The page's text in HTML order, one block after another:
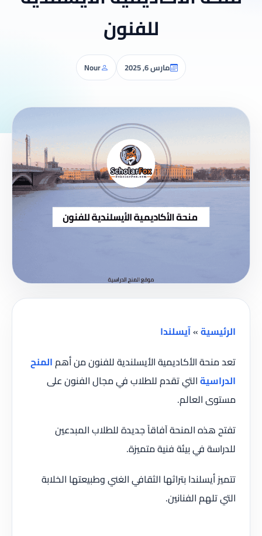
للفنون
مارس 6, 2025 Nour
الرئيسية»آيسلندا
تعد منحة الأكاديمية الأيسلندية للفنون من أهمالمنح
الدراسيةالتي تقدم للطلاب في مجال الفنون على
مستوى العالم.
تفتح هذه المنحة آفاقاً جديدة للطلاب المبدعين
للدراسة في بيئة فنية متميزة.
تتميز أيسلندا بتراثها الثقافي الغني وطبيعتها الخلابة
التي تلهم الفنانين.